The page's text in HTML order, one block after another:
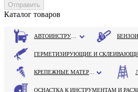
Каталог товаров